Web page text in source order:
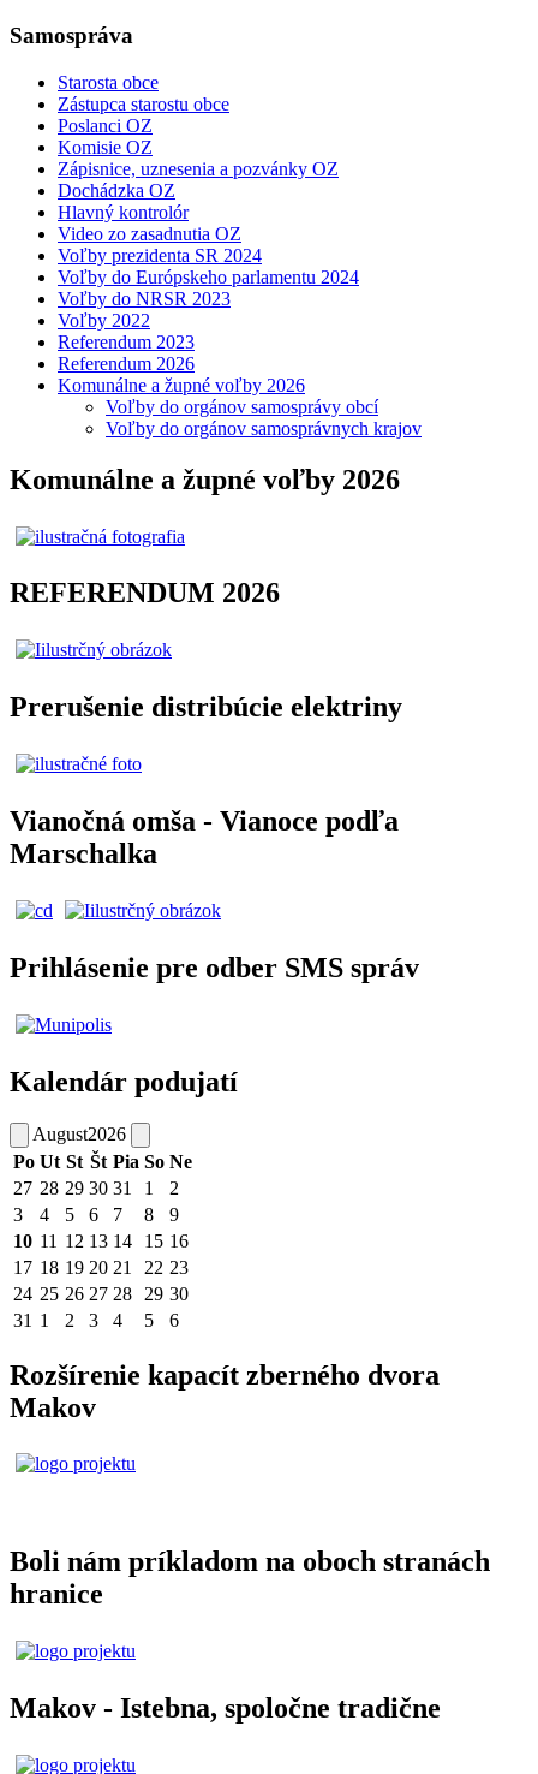
Samospráva
Starosta obce
Zástupca starostu obce
Poslanci OZ
Komisie OZ
Zápisnice, uznesenia a pozvánky OZ
Dochádzka OZ
Hlavný kontrolór
Video zo zasadnutia OZ
Voľby prezidenta SR 2024
Voľby do Európskeho parlamentu 2024
Voľby do NRSR 2023
Voľby 2022
Referendum 2023
Referendum 2026
Komunálne a župné voľby 2026
Voľby do orgánov samosprávy obcí
Voľby do orgánov samosprávnych krajov
Komunálne a župné voľby 2026
REFERENDUM 2026
Prerušenie distribúcie elektriny
Vianočná omša - Vianoce podľa
Marschalka
Prihlásenie pre odber SMS správ
Kalendár podujatí
August2026
Po Ut St Št Pia So Ne
27 28 29 30 31 1
2
3
4 5 6 7 8
9
10 11 12 13 14 15 16
17 18 19 20 21 22 23
24 25 26 27 28 29 30
31 1 2 3 4 5 6
Rozšírenie kapacít zberného dvora
Makov
Boli nám príkladom na oboch stranách
hranice
Makov - Istebna, spoločne tradične